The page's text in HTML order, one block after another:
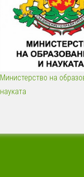
Министерство на
науката